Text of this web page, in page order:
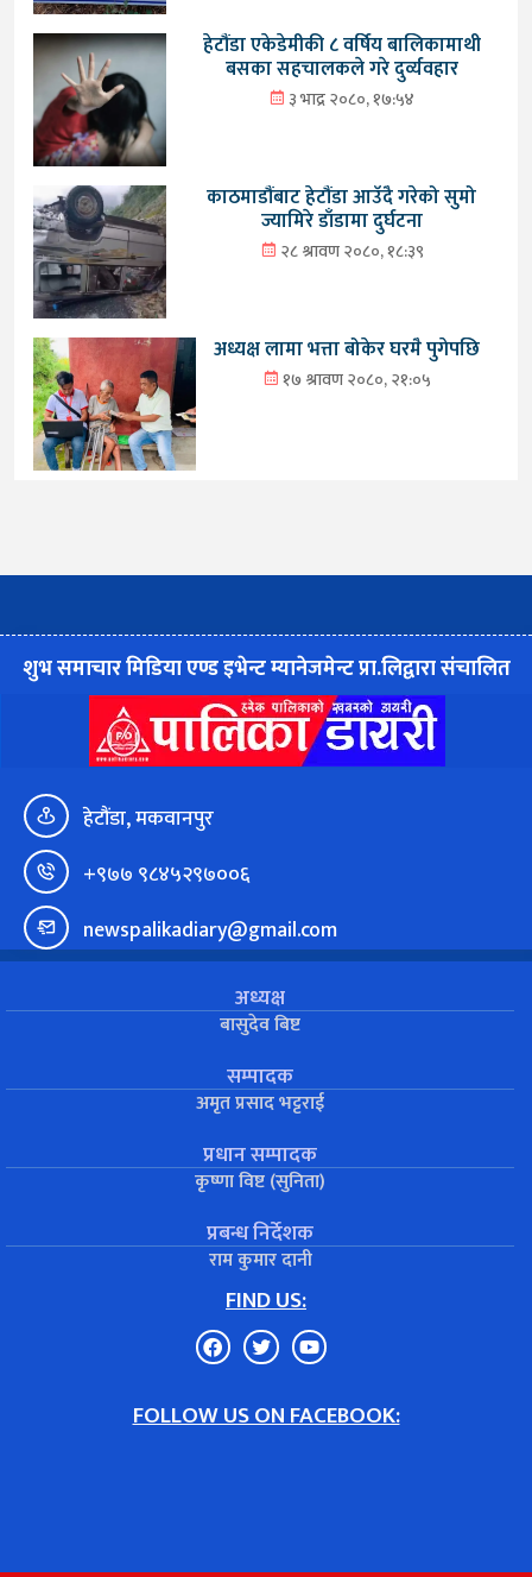
हेटौंडा एकेडेमीकी ८ वर्षिय बालिकामाथी
बसका सहचालकले गरे दुर्व्यवहार
३ भाद्र २०८०, १७:५४
काठमाडौंबाट हेटौंडा आउँदै गरेको सुमो
ज्यामिरे डाँडामा दुर्घटना
२८ श्रावण २०८०, १८:३९
अध्यक्ष लामा भत्ता बोकेर घरमै पुगेपछि
१७ श्रावण २०८०, २१:०५
शुभ समाचार मिडिया एण्ड इभेन्ट म्यानेजमेन्ट प्रा.लिद्वारा संचालित
हेटौंडा, मकवानपुर
+९७७ ९८४५२९७००६
newspalikadiary@gmail.com
अध्यक्ष
बासुदेव बिष्ट
सम्पादक
अमृत प्रसाद भट्टराई
प्रधान सम्पादक
कृष्णा विष्ट (सुनिता)
प्रबन्ध निर्देशक
राम कुमार दानी
FIND US:
FOLLOW US ON FACEBOOK: